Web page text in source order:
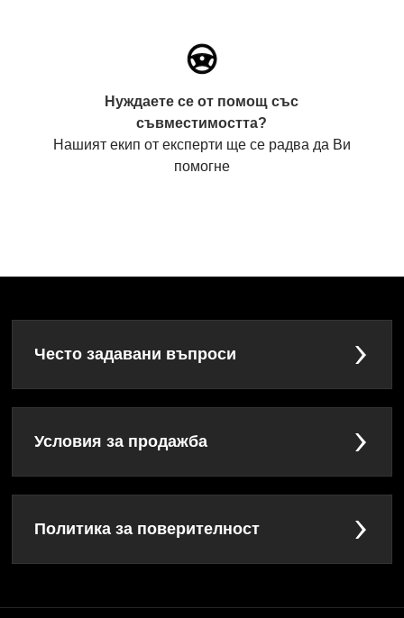
Нуждаете се от помощ със
съвместимостта?
Нашият екип от експерти ще се радва да Ви
помогне
Често задавани въпроси
Условия за продажба
Политика за поверителност